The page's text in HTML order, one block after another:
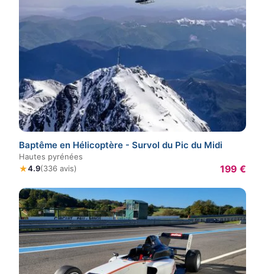
Baptême en Hélicoptère - Survol du Pic du Midi
Hautes pyrénées
★4.9(336 avis) 199 €